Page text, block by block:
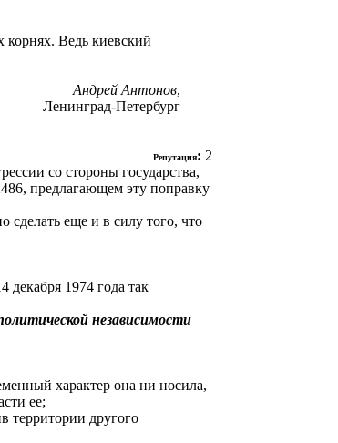
корнях. Ведь киевский
Андрей Антонов,
Ленинград-Петербург
Репутация: 2
со стороны государства,
предлагающем эту поправку
сделать еще и в силу того, что
1974 года так
независимости
характер она ни носила,
ее;
территории другого